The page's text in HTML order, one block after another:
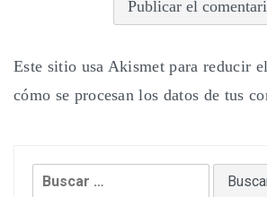
Este sitio usa Akismet para reducir
cómo se procesan los datos de tus
Buscar: